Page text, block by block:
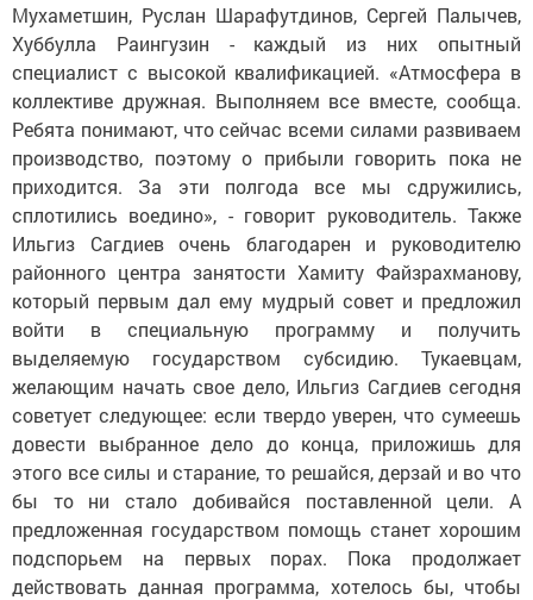
Мухаметшин, Руслан Шарафутдинов, Сергей Палычев,
Хуббулла Раингузин - каждый из них опытный
специалист с высокой квалификацией. «Атмосфера в
коллективе дружная. Выполняем все вместе, сообща.
Ребята понимают, что сейчас всеми силами развиваем
производство, поэтому о прибыли говорить пока не
приходится. За эти полгода все мы сдружились,
сплотились воедино», - говорит руководитель. Также
Ильгиз Сагдиев очень благодарен и руководителю
районного центра занятости Хамиту Файзрахманову,
который первым дал ему мудрый совет и предложил
войти в специальную программу и получить
выделяемую государством субсидию. Тукаевцам,
желающим начать свое дело, Ильгиз Сагдиев сегодня
советует следующее: если твердо уверен, что сумеешь
довести выбранное дело до конца, приложишь для
этого все силы и старание, то решайся, дерзай и во что
бы то ни стало добивайся поставленной цели. А
предложенная государством помощь станет хорошим
подспорьем на первых порах. Пока продолжает
действовать данная программа, хотелось бы, чтобы